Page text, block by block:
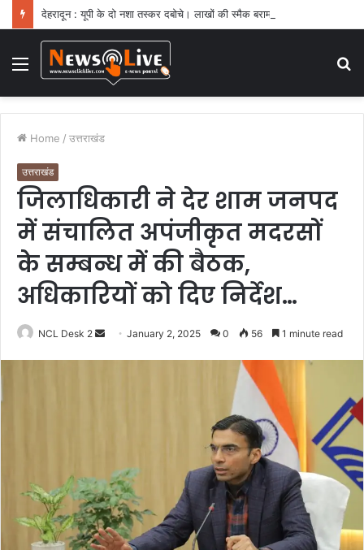
देहरादून : यूपी के दो नशा तस्कर दबोचे। लाखों की स्मैक बरामद
Menu
Home / उत्तराखंड
उत्तराखंड
जिलाधिकारी ने देर शाम जनपद
में संचालित अपंजीकृत मदरसों
के सम्बन्ध में की बैठक,
अधिकारियों को दिए निर्देश…
NCL Desk 2
a
i
l
January 2, 2025 0 56 1 minute read